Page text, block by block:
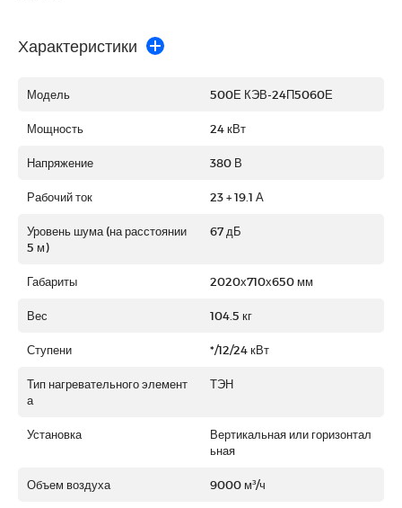
Характеристики
Модель 500Е КЭВ-24П5060Е
Мощность 24 кВт
Напряжение 380 В
Рабочий ток 23 + 19.1 А
Уровень шума (на расстоянии
5 м)
67 дБ
Габариты 2020х710х650 мм
Вес 104.5 кг
Ступени */12/24 кВт
Тип нагревательного элемент
а
ТЭН
Установка
Вертикальная или горизонтал
ьная
Объем воздуха 9000 м³/ч